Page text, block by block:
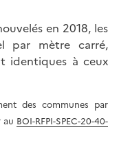
en 2018, les
par mètre carré,
identiques à ceux
des communes par
au BOI-RFPI-SPEC-20-40-